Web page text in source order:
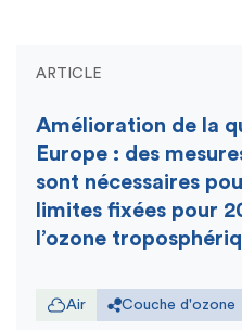
ARTICLE
Amélioration de la
Europe : des
sont nécessaires
limites fixées pour
l’ozone
Air Couche d'ozone